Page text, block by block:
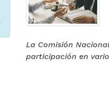
La Comisión
participación en